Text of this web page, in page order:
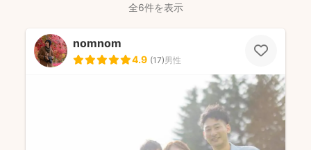
全6件を表示
nomnom
4.9 (17)男性